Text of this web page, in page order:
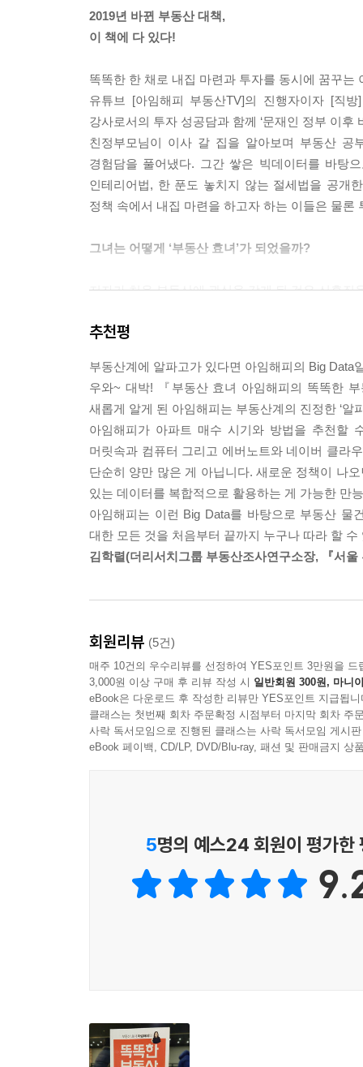
이 좋다. --- p. 70
키높이 순서가 바뀔 수 있다. 만약 키높이에서 2
이런 식으로 키높이를 가만히 들여다보면서 내가
--- p. 125
2019년 바뀐 부동산 대책,
이 책에 다 있다!
똑똑한 한 채로 내집 마련과 투자를 동시에 꿈꾸는
유튜브 [아임해피 부동산TV]의 진행자이자 [직
강사로서의 투자 성공담과 함께 ‘문재인 정부 이후
친정부모님이 이사 갈 집을 알아보며 부동산 공
경험담을 풀어냈다. 그간 쌓은 빅데이터를 바탕
인테리어법, 한 푼도 놓치지 않는 절세법을 공개
정책 속에서 내집 마련을 하고자 하는 이들은 물론
그녀는 어떻게 ‘부동산 효녀’가 되었을까?
저자가 처음 부동산에 관심을 갖게 된 것은 신혼
중에 ‘경매’를 알게 됐다.
열심히 공부하고 현장조사에 힘을 쏟았다. 경매
어느 정도 쌓이고 나서는, 부동산 시장의 흐름에
그사이 부모님이 새 아파트를 마련하는 데 도움
언니에게 부동산 재테크 방법을 전수했다. 지인들
“효녀네. 부동산 효녀가 여기 있네.”
부동산 전문가인 저자가 ‘부동산 효녀’라는 별칭을
부동산 투자의 추월차선에 올라타다
“부동산 공부를 계속 하다 보면, 시장의 흐름이
“가진 돈이 별로 없어요. 하지만 새 아파트로 이사
“투자가 먼저일까요? 실거주 집이 먼저일까요?”
저자는 각자의 상황에 맞는 대응 방법을 조언하
전략을 알려준다. 징검다리 전략은 매달 적금을
한번에 점프할 수 없다면 징검다리 전략으로 한 단
전월세 투자, 분양권, 재개발·재건축 등 부동산
또한 똑똑한 부동산 투자의 시작인 ‘부동산과 친
문재인 정부의 2017년 8.2대책과 2018년 9.13 대
정부는 주택 투기수요의 유입을 막고 실수요자
추천평
부동산계에 알파고가 있다면 아임해피의 Big Data
우와~ 대박! 『부동산 효녀 아임해피의 똑똑한
새롭게 알게 된 아임해피는 부동산계의 진정한 ‘알
아임해피가 아파트 매수 시기와 방법을 추천할
머릿속과 컴퓨터 그리고 에버노트와 네이버 클라
단순히 양만 많은 게 아닙니다. 새로운 정책이 나
있는 데이터를 복합적으로 활용하는 게 가능한 만
아임해피는 이런 Big Data를 바탕으로 부동산
대한 모든 것을 처음부터 끝까지 누구나 따라 할
김학렬(더리서치그룹 부동산조사연구소장, 『서
회원리뷰 (5건)
매주 10건의 우수리뷰를 선정하여 YES포인트 3만원을 드
3,000원 이상 구매 후 리뷰 작성 시 일반회원 300원, 마니
eBook은 다운로드 후 작성한 리뷰만 YES포인트 지급됩니
클래스는 첫번째 회차 주문확정 시점부터 마지막 회차 주
사락 독서모임으로 진행된 클래스는 사락 독서모임 게시
eBook 페이백, CD/LP, DVD/Blu-ray, 패션 및 판매금지 상
5명의 예스24 회원이 평가한